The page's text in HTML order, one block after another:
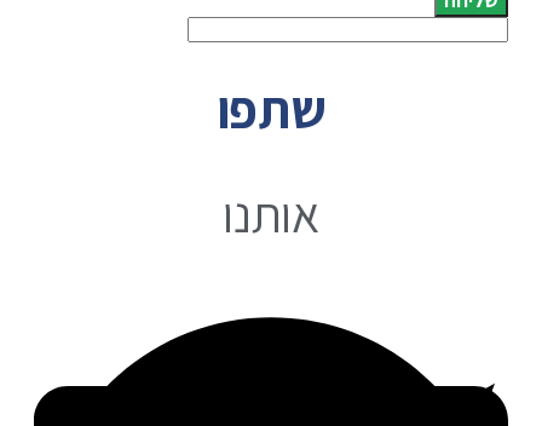
שתפו
אותנו